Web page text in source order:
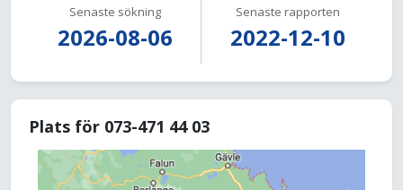
Senaste sökning
2026-08-06
Senaste rapporten
2022-12-10
Plats för 073-471 44 03